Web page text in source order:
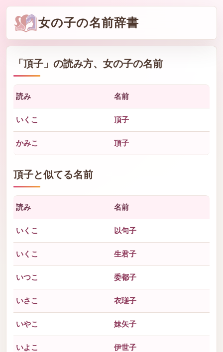
女の子の名前辞書
「頂子 」の読み方、女の子の名前
読み 名前
いくこ 頂子
かみこ 頂子
頂子と似てる名前
読み 名前
いくこ 以句子
いくこ 生君子
いつこ 委都子
いさこ 衣瑳子
いやこ 妹矢子
いよこ 伊世子